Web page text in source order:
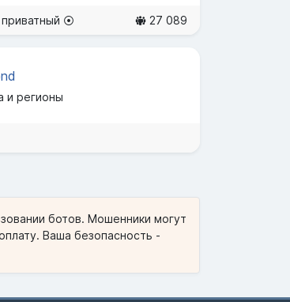
⦿ 27 089
и регионы
ботов. Мошенники могут
Ваша безопасность -